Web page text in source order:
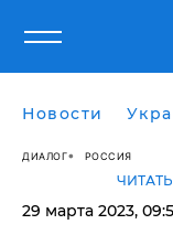
Новости
ДИАЛОГ РОССИЯ
29 марта 2023,